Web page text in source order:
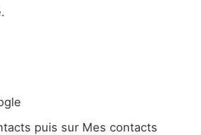
puis sur Mes contacts